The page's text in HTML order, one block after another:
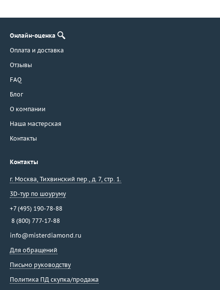
Онлайн-оценка
Оплата и доставка
Отзывы
FAQ
Блог
О компании
Наша мастерская
Контакты
Контакты
г. Москва, Тихвинский пер., д. 7, стр. 1.
3D-тур по шоуруму
+7 (495) 190-78-88
8 (800) 777-17-88
info@misterdiamond.ru
Для обращений
Письмо руководству
Политика ПД скупка/продажа